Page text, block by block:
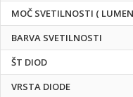
MOČ SVETILNOSTI (
BARVA SVETILNOSTI
ŠT DIOD
VRSTA DIODE